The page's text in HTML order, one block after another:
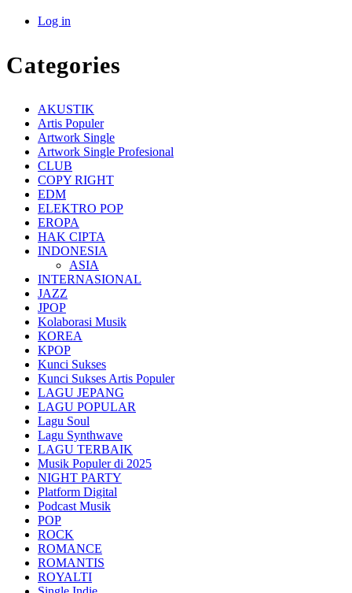
Log in
Categories
AKUSTIK
Artis Populer
Artwork Single
Artwork Single Profesional
CLUB
COPY RIGHT
EDM
ELEKTRO POP
EROPA
HAK CIPTA
INDONESIA
ASIA
INTERNASIONAL
JAZZ
JPOP
Kolaborasi Musik
KOREA
KPOP
Kunci Sukses
Kunci Sukses Artis Populer
LAGU JEPANG
LAGU POPULAR
Lagu Soul
Lagu Synthwave
LAGU TERBAIK
Musik Populer di 2025
NIGHT PARTY
Platform Digital
Podcast Musik
POP
ROCK
ROMANCE
ROMANTIS
ROYALTI